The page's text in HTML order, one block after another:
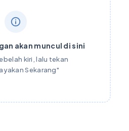
akan muncul di sini
kiri, lalu tekan
Sekarang"